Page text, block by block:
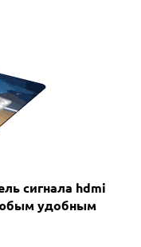
сигнала hdmi
удобным